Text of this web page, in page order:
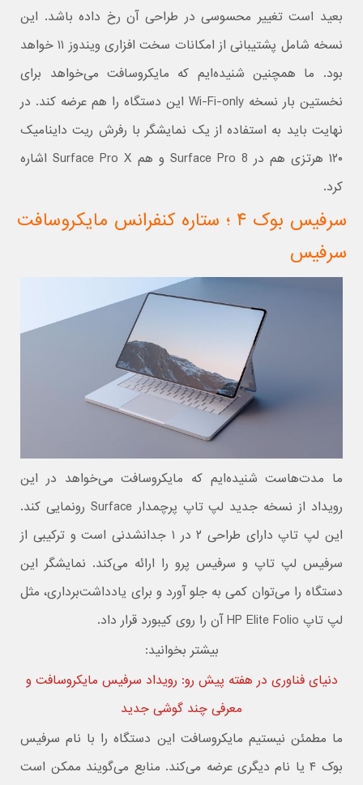
بعید است تغییر محسوسی در طراحی آن رخ داده باشد. این
نسخه شامل پشتیبانی از امکانات سخت افزاری ویندوز ۱۱ خواهد
بود. ما همچنین شنیده‌ایم که مایکروسافت می‌خواهد برای
نخستین بار نسخه Wi-Fi-only این دستگاه را هم عرضه کند. در
نهایت باید به استفاده از یک نمایشگر با رفرش ریت داینامیک
۱۲۰ هرتزی هم در Surface Pro 8 و هم Surface Pro X اشاره
کرد.
سرفیس بوک ۴ ؛ ستاره کنفرانس مایکروسافت
سرفیس
ما مدت‌هاست شنیده‌ایم که مایکروسافت می‌خواهد در این
رویداد از نسخه جدید لپ تاپ پرچمدار Surface رونمایی کند.
این لپ تاپ دارای طراحی ۲ در ۱ جدانشدنی است و ترکیبی از
سرفیس لپ تاپ و سرفیس پرو را ارائه می‌کند. نمایشگر این
دستگاه را می‌توان کمی به جلو آورد و برای یادداشت‌برداری، مثل
لپ تاپ HP Elite Folio آن را روی کیبورد قرار داد.
بیشتر بخوانید:
دنیای فناوری در هفته پیش رو: رویداد سرفیس مایکروسافت و
معرفی چند گوشی جدید
ما مطمئن نیستیم مایکروسافت این دستگاه را با نام سرفیس
بوک ۴ یا نام دیگری عرضه می‌کند. منابع می‌گویند ممکن است